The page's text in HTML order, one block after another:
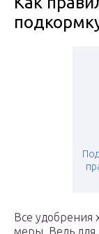
Все удобрения
меры. Ведь для